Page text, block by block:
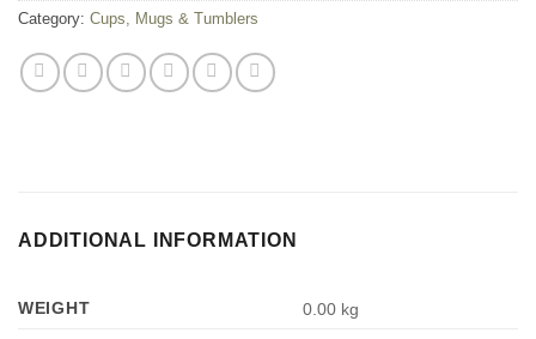
Category: Cups, Mugs & Tumblers
ADDITIONAL INFORMATION
WEIGHT 0.00 kg